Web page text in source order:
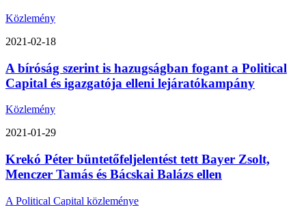
Közlemény
2021-02-18
A bíróság szerint is hazugságban fogant a Political
Capital és igazgatója elleni lejáratókampány
Közlemény
2021-01-29
Krekó Péter büntetőfeljelentést tett Bayer Zsolt,
Menczer Tamás és Bácskai Balázs ellen
A Political Capital közleménye